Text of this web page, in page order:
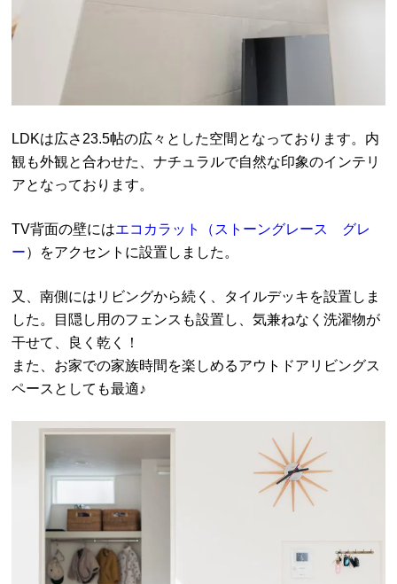
LDKは広さ23.5帖の広々とした空間となっております。内
観も外観と合わせた、ナチュラルで自然な印象のインテリ
アとなっております。
TV背面の壁にはエコカラット（ストーングレース グレ
ー）をアクセントに設置しました。
又、南側にはリビングから続く、タイルデッキを設置しま
した。目隠し用のフェンスも設置し、気兼ねなく洗濯物が
干せて、良く乾く！
また、お家での家族時間を楽しめるアウトドアリビングス
ペースとしても最適♪